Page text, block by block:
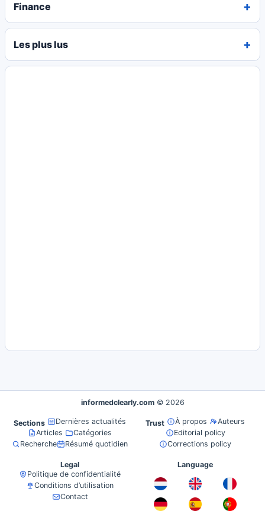
Finance
Les plus lus
informedclearly.com © 2026
Sections
Dernières actualités
Articles
Catégories
Recherche
Résumé quotidien
Trust À propos
Auteurs
Editorial policy
Corrections policy
Legal
Politique de confidentialité
Conditions d’utilisation
Contact
Language